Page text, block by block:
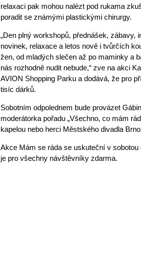
relaxaci pak mohou nalézt pod rukama
poradit se známými plastickými chirurgy.
„Den plný workshopů, přednášek,
novinek, relaxace a letos nově i tvůrčích
žen, od mladých slečen až po maminky a
nás rozhodně nudit nebude,“ zve na akci
AVION Shopping Parku a dodává, že pro
tisíc dárků.
Sobotním odpolednem bude provázet
moderátorka pořadu „Všechno, co mám
kapelou nebo herci Městského divadla
Akce Mám se ráda se uskuteční v sobotou
je pro všechny návštěvníky zdarma.